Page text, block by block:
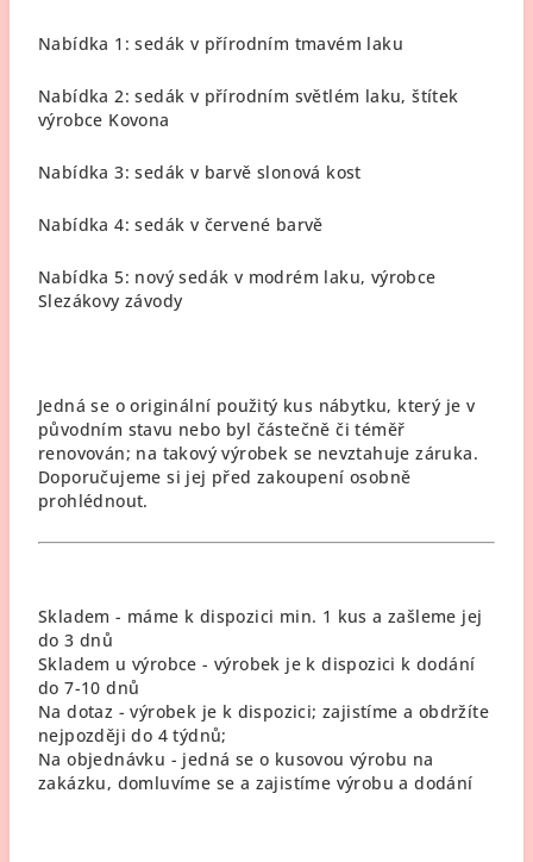
Nabídka 1: sedák v přírodním tmavém laku
Nabídka 2: sedák v přírodním světlém laku, štítek
výrobce Kovona
Nabídka 3: sedák v barvě slonová kost
Nabídka 4: sedák v červené barvě
Nabídka 5: nový sedák v modrém laku, výrobce
Slezákovy závody
Jedná se o originální použitý kus nábytku, který je v
původním stavu nebo byl částečně či téměř
renovován; na takový výrobek se nevztahuje záruka.
Doporučujeme si jej před zakoupení osobně
prohlédnout.
Skladem - máme k dispozici min. 1 kus a zašleme jej
do 3 dnů
Skladem u výrobce - výrobek je k dispozici k dodání
do 7-10 dnů
Na dotaz - výrobek je k dispozici; zajistíme a obdržíte
nejpozději do 4 týdnů;
Na objednávku - jedná se o kusovou výrobu na
zakázku, domluvíme se a zajistíme výrobu a dodání